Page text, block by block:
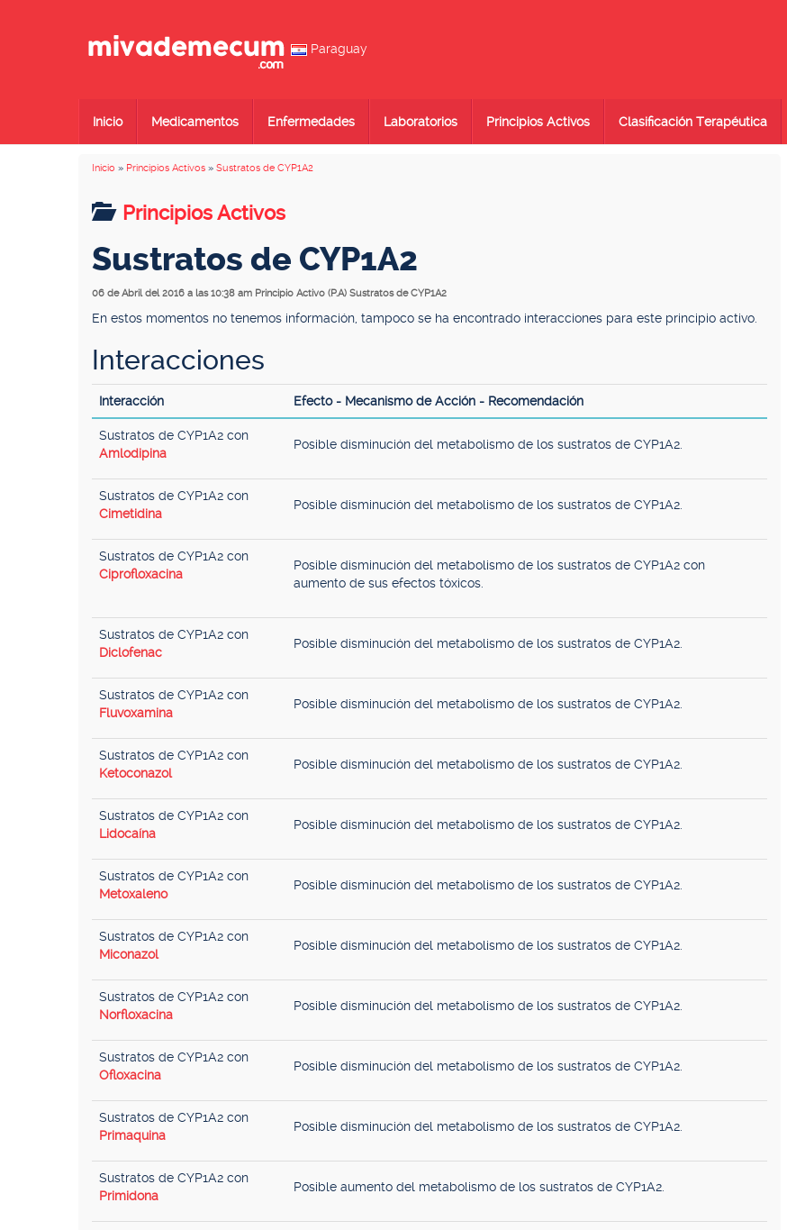
Paraguay
Inicio Medicamentos Enfermedades Laboratorios Principios Activos Clasificación Terapéutica
Inicio » Principios Activos » Sustratos de CYP1A2
Principios Activos
Sustratos de CYP1A2
06 de Abril del 2016 a las 10:38 am Principio Activo (P.A) Sustratos de CYP1A2
En estos momentos no tenemos información, tampoco se ha encontrado interacciones para este principio activo.
Interacciones
Interacción Efecto - Mecanismo de Acción - Recomendación
Sustratos de CYP1A2 con
Amlodipina
Posible disminución del metabolismo de los sustratos de CYP1A2.
Sustratos de CYP1A2 con
Cimetidina
Posible disminución del metabolismo de los sustratos de CYP1A2.
Sustratos de CYP1A2 con
Ciprofloxacina
Posible disminución del metabolismo de los sustratos de CYP1A2 con
aumento de sus efectos tóxicos.
Sustratos de CYP1A2 con
Diclofenac
Posible disminución del metabolismo de los sustratos de CYP1A2.
Sustratos de CYP1A2 con
Fluvoxamina
Posible disminución del metabolismo de los sustratos de CYP1A2.
Sustratos de CYP1A2 con
Ketoconazol
Posible disminución del metabolismo de los sustratos de CYP1A2.
Sustratos de CYP1A2 con
Lidocaína
Posible disminución del metabolismo de los sustratos de CYP1A2.
Sustratos de CYP1A2 con
Metoxaleno
Posible disminución del metabolismo de los sustratos de CYP1A2.
Sustratos de CYP1A2 con
Miconazol
Posible disminución del metabolismo de los sustratos de CYP1A2.
Sustratos de CYP1A2 con
Norfloxacina
Posible disminución del metabolismo de los sustratos de CYP1A2.
Sustratos de CYP1A2 con
Ofloxacina
Posible disminución del metabolismo de los sustratos de CYP1A2.
Sustratos de CYP1A2 con
Primaquina
Posible disminución del metabolismo de los sustratos de CYP1A2.
Sustratos de CYP1A2 con
Primidona
Posible aumento del metabolismo de los sustratos de CYP1A2.